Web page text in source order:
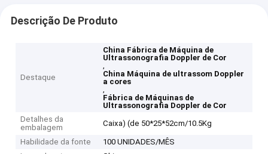
Descrição De Produto
Destaque
China Fábrica de Máquina de
Ultrassonografia Doppler de Cor
,
China Máquina de ultrassom Doppler
a cores
,
Fábrica de Máquinas de
Ultrassonografia Doppler de Cor
Detalhes da
embalagem
Caixa) (de 50*25*52cm/10.5Kg
Habilidade da fonte
100 UNIDADES/MÊS